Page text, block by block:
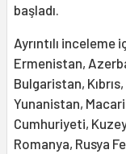
başladı.
Ayrıntılı
Ermenistan,
Bulgaristan,
Yunanistan,
Cumhuriyeti,
Romanya, Rusya